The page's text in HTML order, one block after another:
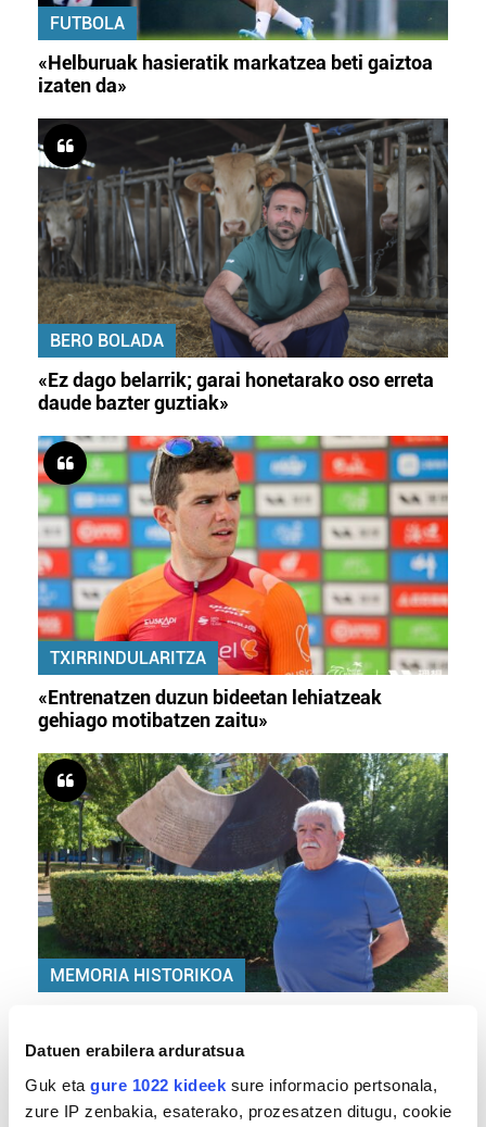
Datuen erabilera arduratsua
Guk eta gure 1022 kideek sure informacio pertsonala,
zure IP zenbakia, esaterako, prozesatzen ditugu, cookie
FUTBOLA
«Helburuak hasieratik markatzea beti gaiztoa
izaten da»
BERO BOLADA
«Ez dago belarrik; garai honetarako oso erreta
daude bazter guztiak»
TXIRRINDULARITZA
«Entrenatzen duzun bideetan lehiatzeak
gehiago motibatzen zaitu»
MEMORIA HISTORIKOA